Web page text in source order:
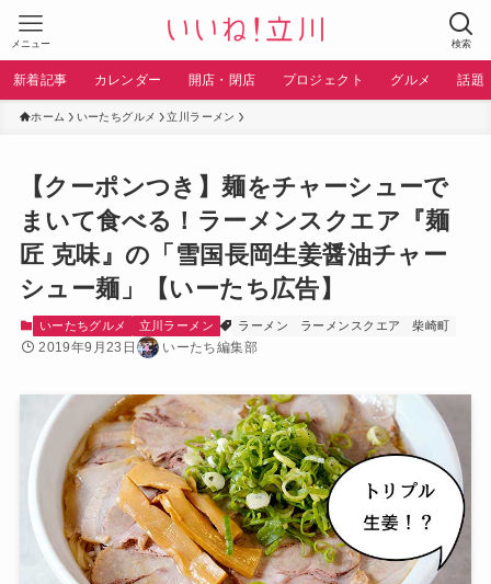
検索
メニュー
新着記事 カレンダー 開店・閉店 プロジェクト グルメ 話題
ホーム いーたちグルメ 立川ラーメン
【クーポンつき】麺をチャーシューで
まいて食べる！ラーメンスクエア『麺
匠 克味』の「雪国長岡生姜醤油チャー
シュー麺」【いーたち広告】
いーたちグルメ 立川ラーメン ラーメン ラーメンスクエア 柴崎町
2019年9月23日 いーたち編集部